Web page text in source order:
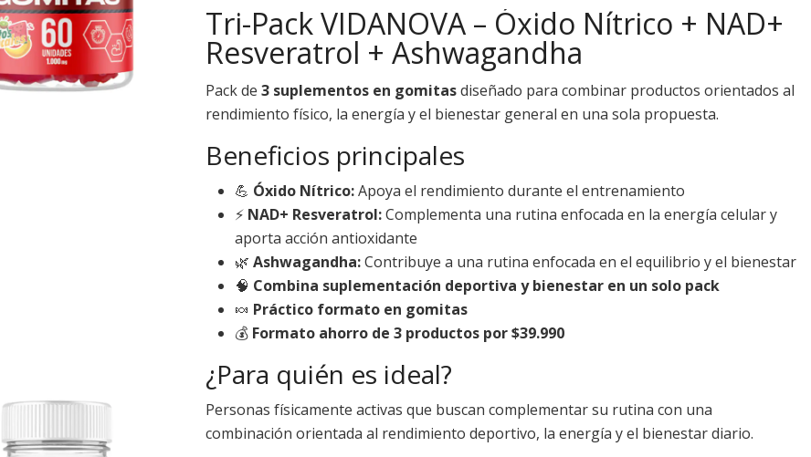
Tri-Pack VIDANOVA – Óxido Nítrico + NAD+
Resveratrol + Ashwagandha
Pack de 3 suplementos en gomitasdiseñado para combinar productos orientados al
rendimiento físico, la energía y el bienestar general en una sola propuesta.
Beneficios principales
💪 Óxido Nítrico:Apoya el rendimiento durante el entrenamiento
⚡ NAD+ Resveratrol:Complementa una rutina enfocada en la energía celular y
aporta acción antioxidante
🌿 Ashwagandha:Contribuye a una rutina enfocada en el equilibrio y el bienestar
🧠 Combina suplementación deportiva y bienestar en un solo pack
🍬 Práctico formato en gomitas
💰 Formato ahorro de 3 productos por $39.990
¿Para quién es ideal?
Personas físicamente activas que buscan complementar su rutina con una
combinación orientada al rendimiento deportivo, la energía y el bienestar diario.